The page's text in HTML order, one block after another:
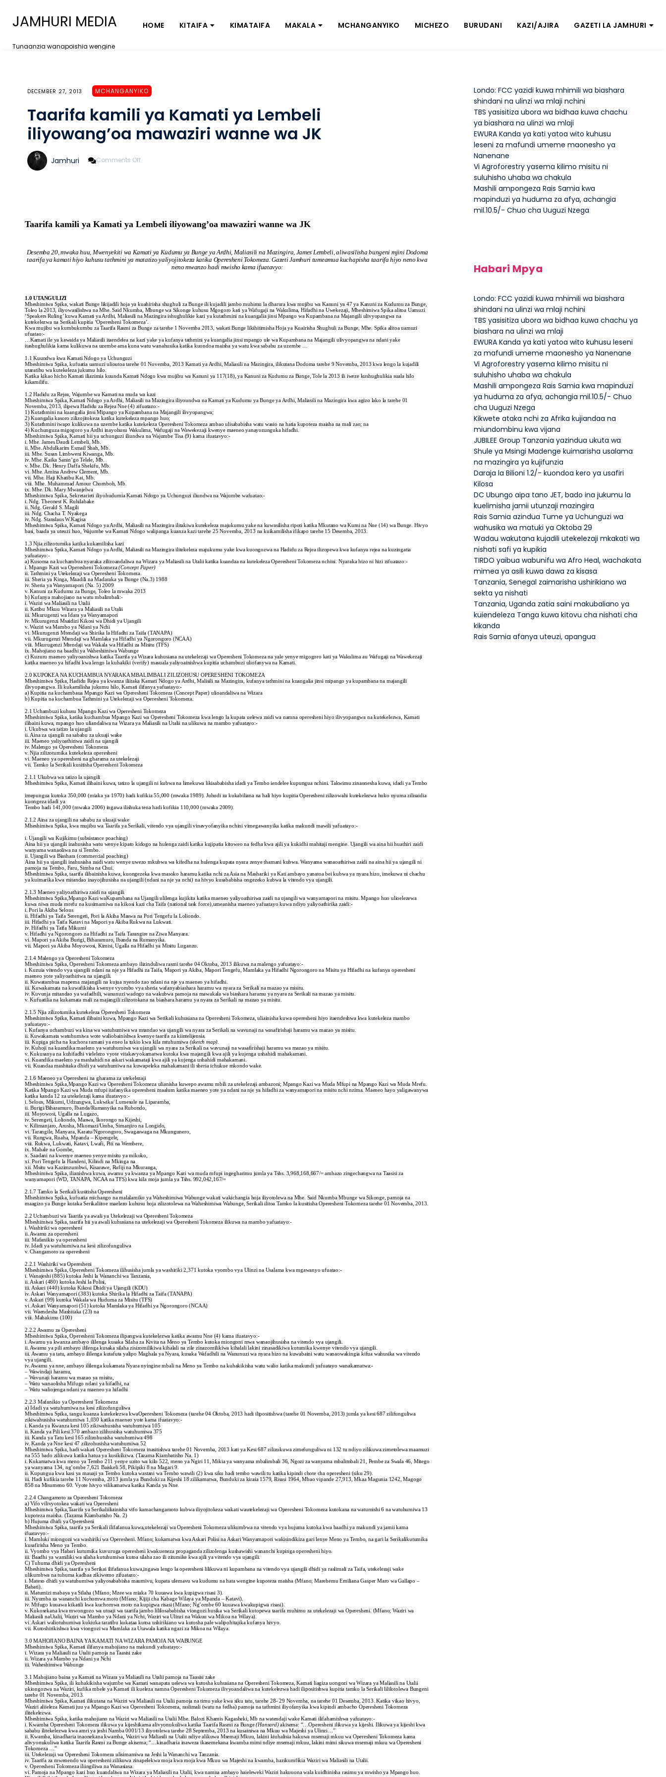
JAMHURI MEDIA
Tunaanzia wanapoishia wengine
HOME KITAIFA KIMATAIFA MAKALA MCHANGANYIKO MICHEZO BURUDANI KAZI/AJIRA GAZETI LA JAMHURI
DECEMBER 27, 2013 MCHANGANYIKO
Taarifa kamili ya Kamati ya Lembeli
iliyowang’oa mawaziri wanne wa JK
Jamhuri Comments Off
Iliyowang’oa
Wa
JK
Taarifa kamili ya Kamati ya Lembeli iliyowang’oa mawaziri wanne wa JK
Desemba 20, mwaka huu, Mwenyekiti wa Kamati ya Kudumu ya Bunge ya Ardhi, Maliasili na Mazingira, James Lembeli, aliwasilisha bungeni mjini Dodoma
taarifa ya kamati hiyo kuhusu tathmini ya matatizo yaliyojitokeza katika Operesheni Tokomeza. Gazeti Jamhuri tumeamua kuchapisha taarifa hiyo neno kwa
neno mwanzo hadi mwisho kama ifuatavyo:
1.0 UTANGULIZI
Mheshimiwa Spika, wakati Bunge likijadili hoja ya kuahirisha shughuli za Bunge ili kujadili jambo muhimu la dharura kwa mujibu wa Kanuni ya 47 ya Kanuni za Kudumu za Bunge,
Toleo la 2013, iliyowasilishwa na Mhe. Said Nkumba, Mbunge wa Sikonge kuhusu Mgogoro kati ya Wafugaji na Wakulima, Hifadhi na Uwekezaji, Mheshimiwa Spika alitoa Uamuzi
‘Speakers Ruling’ kuwa Kamati ya Ardhi, Maliasili na Mazingira ishughulikie kazi ya kutathmini na kuangalia jinsi Mpango wa Kupambana na Majangili ulivyopangwa na
kutekelezwa na Serikali kupitia ‘Operesheni Tokomeza’.
Kwa mujibu wa kumbukumbu za Taarifa Rasmi za Bunge za tarehe 1 Novemba 2013, wakati Bunge likihitimisha Hoja ya Kuairisha Shughuli za Bunge, Mhe. Spika alitoa uamuzi
ufuatao:-
…Kamati ile ya kawaida ya Maliasili itaendelea na kazi yake ya kufanya tathmini ya kuangalia jinsi mpango ule wa Kupambana na Majangili ulivyopangwa na ndani yake
itashughulikia kama kulikuwa na uzembe ama kuna watu wanahusika katika kuondoa maisha ya watu kwa sababu za uzembe …
1.1 Kuundwa kwa Kamati Ndogo ya Uchunguzi
Mheshimiwa Spika, kufuatia uamuzi ulioutoa tarehe 01 Novemba, 2013 Kamati ya Ardhi, Maliasili na Mazingira, ilikutana Dodoma tarehe 9 Novemba, 2013 kwa lengo la kujadili
utaratibu wa kutekeleza jukumu hilo.
Katika kikao hicho Kamati iliazimia kuunda Kamati Ndogo kwa mujibu wa Kanuni ya 117(18), ya Kanuni za Kudumu za Bunge, Tole la 2013 ili iweze kushughulikia suala hilo
kikamilifu.
1.2 Hadidu za Rejea, Wajumbe wa Kamati na muda wa kazi
Mheshimiwa Spika, Kamati Ndogo ya Ardhi, Maliasili na Mazingira iliyoundwa na Kamati ya Kudumu ya Bunge ya Ardhi, Maliasili na Mazingira kwa agizo lako la tarehe 01
Novemba, 2013, ilipewa Hadidu za Rejea Nne (4) zifuatazo:-
1) Kutathmini na kuangalia jinsi Mipango ya Kupambana na Majangili ilivyopangwa;
2) Kuangalia kasoro zilizojitokeza katika kutekeleza mpango huo;
3) Kutathmini iwapo kulikuwa na uzembe katika kutekeleza Operesheni Tokomeza ambao ulisababisha watu wasio na hatia kupoteza maisha na mali zao; na
4) Kuchunguza migogoro ya Ardhi inayohusu Wakulima, Wafugaji na Wawekezaji kwenye maeneo yanayozunguka hifadhi.
Mheshimiwa Spika, Kamati hii ya uchunguzi iliundwa na Wajumbe Tisa (9) kama ifuatavyo:-
i. Mhe. James Daudi Lembeli, Mb.
ii. Mhe. Abdulkarim Esmail Shah, Mb.
iii. Mhe. Susan Limbweni Kiwanga, Mb.
iv. Mhe. Kaika Sanin’go Telele, Mb.
v. Mhe. Dk. Henry Daffa Shekifu, Mb.
vi. Mhe. Amina Andrew Clement, Mb.
vii. Mhe. Haji Khatibu Kai, Mb.
viii. Mhe. Muhammad Amour Chomboh, Mb.
ix. Mhe. Dk. Mary Mwanjelwa
Mheshimiwa Spika, Sekretarieti iliyohudumia Kamati Ndogo ya Uchunguzi iliundwa na Wajumbe wafuatao:-
i. Ndg. Theonest K. Ruhilabake
ii. Ndg. Gerald S. Magili
iii. Ndg. Chacha T. Nyakega
iv. Ndg. Stanslaus W.Kagisa
Mheshimiwa Spika, Kamati Ndogo ya Ardhi, Maliasili na Mazingira ilitakiwa kutekeleza majukumu yake na kuwasilisha ripoti katika Mkutano wa Kumi na Nne (14) wa Bunge. Hivyo
basi, baada ya uteuzi huo, Wajumbe wa Kamati Ndogo walipanga kuanza kazi tarehe 25 Novemba, 2013 na kuikamilisha ifikapo tarehe 15 Desemba, 2013.
1.3 Njia zilizotumika katika kukamilisha kazi
Mheshimiwa Spika, Kamati Ndogo ya Ardhi, Maliasili na Mazingira ilitekeleza majukumu yake kwa kuongozwa na Hadidu za Rejea ilizopewa kwa kufanya rejea na kuzingatia
yafuatayo:-
a) Kusoma na kuchambua nyaraka zilizoandaliwa na Wizara ya Maliasili na Utalii katika kuandaa na kutekeleza Operesheni Tokomeza nchini. Nyaraka hizo ni hizi zifuatazo:-
i. Mpango Kazi wa Operesheni Tokomeza(Concept Paper)
ii. Tathmini ya Utekelezaji wa Operesheni Tokomeza.
iii. Sheria ya Kinga, Maadili na Madaraka ya Bunge (Na.3) 1988
iv. Sheria ya Wanyamapori (Na. 5) 2009
v. Kanuni za Kudumu za Bunge, Toleo la mwaka 2013
b) Kufanya mahojiano na watu mbalimbali:-
i. Waziri wa Maliasili na Utalii
ii. Katibu Mkuu Wizara ya Maliasili na Utalii
iii. Mkurugenzi wa Idara ya Wanyamapori
iv. Mkurugenzi Msaidizi Kikosi wa Dhidi ya Ujangili
v. Waziri wa Mambo ya Ndani ya Nchi
vi. Mkurugenzi Mtendaji wa Shirika la Hifadhi za Taifa (TANAPA)
vii. Mkurugenzi Mtendaji wa Mamlaka ya Hifadhi ya Ngorongoro (NCAA)
viii. Mkurugenzi Mtendaji wa Wakala wa Hifadhi za Misitu (TFS)
ix. Mahojiano na baadhi ya Waheshimiwa Wabunge
c) Kuzuru maeneo yaliyoanishwa katika Taarifa ya Wizara kuhusiana na utekelezaji wa Operesheni Tokomeza na yale yenye migogoro kati ya Wakulima au Wafugaji na Wawekezaji
katika maeneo ya hifadhi kwa lengo la kuhakiki (verify) masuala yaliyoainishwa kupitia uchambuzi uliofanywa na Kamati.
2.0 KUPOKEA NA KUCHAMBUA NYARAKA MBALIMBALI ZILIZOHUSU OPERESHENI TOKOMEZA
Mheshimiwa Spika, Hadidu Rejea ya kwanza iliitaka Kamati Ndogo ya Ardhi, Malisili na Mazingira, kufanya tathmini na kuangalia jinsi mipango ya kupambana na majangili
ilivyopangwa. Ili kukamilisha jukumu hilo, Kamati ilifanya yafuatayo:-
a) Kupitia na kuchambaua Mpango Kazi wa Operesheni Tokomeza (Concept Paper) ulioandaliwa na Wizara
b) Kupitia na kuchambua Tathmini ya Utekelezaji wa Operesheni Tokomeza.
2.1 Uchambuzi kuhusu Mpango Kazi wa Operesheni Tokomeza
Mheshimiwa Spika, katika kuchambua Mpango Kazi wa Operesheni Tokomeza kwa lengo la kupata uelewa zaidi wa namna operesheni hiyo ilivyopangwa na kutekelezwa, Kamati
ilibaini kuwa, mpango huo uliandaliwa na Wizara ya Maliasili na Utalii na ulikuwa na mambo yafuatayo:-
i. Ukubwa wa tatizo la ujangili
ii. Aina za ujangili na sababu za ukuaji wake
iii. Maeneo yaliyoathiriwa zaidi na ujangili
iv. Malengo ya Operesheni Tokomeza
v. Njia zilizotumika kutekeleza operesheni
vi. Maeneo ya operesheni na gharama za utekelezaji
vii. Tamko la Serikali kusitisha Operesheni Tokomeza
2.1.1 Ukubwa wa tatizo la ujangili
Mheshimiwa Spika, Kamati ilibaini kuwa, tatizo la ujangili ni kubwa na limekuwa likisababisha idadi ya Tembo iendelee kupungua nchini. Takwimu zinaonesha kuwa, idadi ya Tembo
imepungua kutoka 350,000 (miaka ya 1970) hadi kufikia 55,000 (mwaka 1989). Juhudi za kukabiliana na hali hiyo kupitia Operesheni zilizowahi kutekelezwa huko nyuma zilisaidia
kuongeza idadi ya
Tembo hadi 141,000 (mwaka 2006) ingawa ilishuka tena hadi kufikia 110,000 (mwaka 2009).
2.1.2 Aina za ujangili na sababu za ukuaji wake
Mheshimiwa Spika, kwa mujibu wa Taarifa ya Serikali, vitendo vya ujangili vinavyofanyika nchini vimegawanyika katika makundi mawili yafuatayo:-
i. Ujangili wa Kujikimu (subsistance poaching)
Aina hii ya ujangili inahusisha watu wenye kipato kidogo na hulenga zaidi katika kujipatia kitoweo na fedha kwa ajili ya kukidhi mahitaji mengine. Ujangili wa aina hii huathiri zaidi
wanyama wanaoliwa na si Tembo.
ii. Ujangili wa Biashara (commercial poaching)
Aina hii ya ujangili inahusisha zaidi watu wenye uwezo mkubwa wa kifedha na hulenga kupata nyara zenye thamani kubwa. Wanyama wanaoathiriwa zaidi na aina hii ya ujangili ni
pamoja na Tembo, Faru, Simba na Chui.
Mheshimiwa Spika, taarifa ilibainisha kuwa, kuongezeka kwa masoko haramu katika nchi za Asia na Mashariki ya Kati ambayo yanatoa bei kubwa ya nyara hizo, imekuwa ni chachu
ya kuimarika kwa mitandao inayojihusisha na ujangili (ndani na nje ya nchi) na hivyo kusababisha ongezeko kubwa la vitendo vya ujangili.
2.1.3 Maeneo yaliyoathiriwa zaidi na ujangili
Mheshimiwa Spika,Mpango Kazi waKupambana na Ujangili ulilenga kujikita katika maeneo yaliyoathiriwa zaidi na ujangili wa wanyamapori na misitu. Mpango huo ulioelezewa
kuwa niwa muda mrefu na kusimamiwa na kikosi kazi cha Taifa (national task force),umeanisha maeneo yafuatayo kuwa ndiyo yaliyoathirika zaidi:-
i. Pori la Akiba Selous
ii. Hifadhi ya Taifa Serengeti, Pori la Akiba Maswa na Pori Tengefu la Loliondo.
iii. Hifadhi ya Taifa Katavi na Mapori ya Akiba Rukwa na Lukwati.
iv. Hifadhi ya Taifa Mikumi
v. Hifadhi ya Ngorongoro na Hifadhi za Taifa Tarangire na Ziwa Manyara.
vi. Mapori ya Akiba Burigi, Biharamuro, Ibanda na Rumanyika.
vii. Mapori ya Akiba Moyowosi, Kimisi, Ugalla na Hifadhi ya Misitu Luganzo.
2.1.4 Malengo ya Operesheni Tokomeza
Mheshimiwa Spika, Operesheni Tokomeza ambayo ilizinduliwa rasmi tarehe 04 Oktoba, 2013 ilikuwa na malengo yafuatayo:-
i. Kuzuia vitendo vya ujangili ndani na nje ya Hifadhi za Taifa, Mapori ya Akiba, Mapori Tengefu, Mamlaka ya Hifadhi Ngorongoro na Misitu ya Hifadhi na kufanya operesheni
maeneo yote yaliyoathiriwa na ujangili.
ii. Kuwatambua mapema majangili na kujua nyendo zao ndani na nje ya maeneo ya hifadhi.
iii. Kuwakamata na kuwafikisha kwenye vyombo vya sheria wafanyabiashara haramu wa nyara za Serikali na mazao ya misitu.
iv. Kuvunja mitandao ya wafadhili, wanunuzi wadogo na wakubwa pamoja na mawakala wa biashara haramu ya nyara za Serikali na mazao ya misitu.
v. Kufuatilia na kukamata mali za majangili zilizotokana na biashara haramu ya nyara za Serikali na mazao ya misitu.
2.1.5 Njia zilizotumika kutekeleza Operesheni Tokomeza
Mheshimiwa Spika, Kamati ilibaini kuwa, Mpango Kazi wa Serikali kuhusiana na Operesheni Tokomeza, uliainisha kuwa operesheni hiyo itaendeshwa kwa kutekeleza mambo
yafuatayo:-
i. Kufanya uchambuzi wa kina wa watuhumiwa wa mtandao wa ujangili wa nyara za Serikali na wavunaji na wasafirishaji haramu wa mazao ya misitu.
ii. Kuwakamata watuhumiwa wote waliobainishwa kwenye taarifa za kiintelijensia.
iii. Kupiga picha na kuchora ramani ya eneo la tukio kwa kila mtuhumiwa(sketch map).
iv. Kuhoji na kuandika maelezo ya watuhumiwa wa ujangili wa nyara za Serikali na wavunaji na wasafirishaji haramu wa mazao ya misitu.
v. Kukusanya na kuhifadhi vielelezo vyote vitakavyokamatwa kutoka kwa majangili kwa ajili ya kujenga ushahidi mahakamani.
vi. Kuandika maelezo ya mashahidi na askari wakamataji kwa ajili ya kujenga ushahidi mahakamani.
vii. Kuandaa mashitaka dhidi ya watuhumiwa na kuwapeleka mahakamani ili sheria ichukue mkondo wake.
2.1.6 Maeneo ya Operesheni na gharama za utekelezaji
Mheshimiwa Spika,Mpango Kazi wa Operesheni Tokomeza ulianisha kuwepo awamu mbili za utekelezaji ambazoni; Mpango Kazi wa Muda Mfupi na Mpango Kazi wa Muda Mrefu.
Katika Mpango Kazi wa Muda mfupi itafanyika operesheni maalum katika maeneo yote ya ndani na nje ya hifadhi za wanyamapori na misitu nchi nzima. Maeneo hayo yaligawanywa
katika kanda 12 za utekelezaji kama ifuatavyo:-
i. Selous, Mikumi, Udzungwa, Lukwika/ Lumesule na Liparamba,
ii. Burigi/Biharamuro, Ibanda/Rumanyika na Rubondo,
iii. Moyowosi, Ugalla na Lugazo,
iv. Serengeti, Loliondo, Maswa, Ikorongo na Kijeshi,
v. Kilimanjaro, Arusha, Mkomazi/Umba, Simanjiro na Longido,
vi. Tarangile, Manyara, Karatu/Ngorongoro, Swagaswaga na Mkungunero,
vii. Rungwa, Ruaha, Mpanda – Kipengele,
viii. Rukwa, Lukwati, Katavi, Lwafi, Piti na Wembere,
ix. Mahale na Gombe,
x. Saadani na kwenye maeneo yenye misitu ya mikoko,
xi. Pori Tengefu la Handeni, Kilindi na Mkinga na
xii. Msitu wa Kazimzumbwi, Kisarawe, Rufiji na Mkuranga,
Mheshimiwa Spika, ilianishwa kuwa, awamu ya kwanza ya Mpango Kazi wa muda mfupi ingegharimu jumla ya Tshs. 3,968,168,667/= ambazo zingechangwa na Taasisi za
wanyamapori (WD, TANAPA, NCAA na TFS) kwa kila moja jumla ya Tshs. 992,042,167/=
2.1.7 Tamko la Serikali kusitisha Operesheni
Mheshimiwa Spika, kufuatia michango na malalamiko ya Waheshimiwa Wabunge wakati wakichangia hoja iliyotolewa na Mhe. Said Nkumba Mbunge wa Sikonge, pamoja na
maagizo ya Bunge kutaka Serikaliitoe maelezo kuhusu hoja zilizotolewa na Waheshimiwa Wabunge, Serikali ilitoa Tamko la kusitisha Operesheni Tokomeza tarehe 01 Novemba, 2013.
2.2 Uchambuzi wa Taarifa ya awali ya Utekelezaji wa Operesheni Tokomeza
Mheshimiwa Spika, taarifa hii ya awali kuhusiana na utekelezaji wa Operesheni Tokomeza ilikuwa na mambo yafuatayo:-
i. Washiriki wa operesheni
ii. Awamu za operesheni
iii. Mafanikio ya operesheni
iv. Idadi ya watuhumiwa na kesi zilizofunguliwa
v. Changamoto za operesheni
2.2.1 Washiriki wa Operesheni
Mheshimiwa Spika, Operesheni Tokomeza ilihusisha jumla ya washiriki 2,371 kutoka vyombo vya Ulinzi na Usalama kwa mgawanyo ufuatao:-
i. Wanajeshi (885) kutoka Jeshi la Wananchi wa Tanzania,
ii. Askari (480) kutoka Jeshi la Polisi,
iii. Askari (440) kutoka Kikosi Dhidi ya Ujangili (KDU)
iv. Askari Wanyamapori (383) kutoka Shirika la Hifadhi za Taifa (TANAPA)
v. Askari (99) kutoka Wakala wa Huduma za Misitu (TFS)
vi. Askari Wanyamapori (51) kutoka Mamlaka ya Hifadhi ya Ngorongoro (NCAA)
vii. Waendesha Mashitaka (23) na
viii. Mahakimu (100)
2.2.2 Awamu za Operesheni
Mheshimiwa Spika, Operesheni Tokomeza ilipangwa kutekelezwa katika awamu Nne (4) kama ifuatavyo:-
i. Awamu ya kwanza ambayo ililenga kusaka Silaha za Kivita na Meno ya Tembo kutoka miongoni mwa wanaojihusisha na vitendo vya ujangili.
ii. Awamu ya pili ambayo ililenga kusaka silaha zisizomilikiwa kihalali na zile zinazomilikiwa kihalali lakini zinasadikiwa kutumika kwenye vitendo vya ujangili.
iii. Awamu ya tatu, ambayo ililenga kutafuta yalipo Maghala ya Nyara, kusaka Wafadhili na Wanunuzi wa nyara hizo na kuwabaini watu wanaowakingia kifua wahusika wa vitendo
vya ujangili.
iv. Awamu ya nne, ambayo ililenga kukamata Nyara nyingine mbali na Meno ya Tembo na kuhakikisha watu walio katika makundi yafuatayo wanakamatwa:-
– Wawindaji haramu,
– Wavunaji haramu wa mazao ya misitu,
– Watu wanaolisha Mifugo ndani ya hifadhi, na
– Watu waliojenga ndani ya maeneo ya hifadhi
2.2.3 Mafanikio ya Operesheni Tokomeza
a) Idadi ya watuhumiwa na kesi zilizofunguliwa
Mheshimiwa Spika, tangu kuanza kutekelezwa kwaOperesheni Tokomeza (tarehe 04 Oktoba, 2013 hadi ilipositishwa (tarehe 01 Novemba, 2013) jumla ya kesi 687 zilifunguliwa
zikiwahusisha watuhumiwa 1,030 katika maeneo yote kama ifuatavyo:-
i. Kanda ya Kwanza kesi 105 zikiwahusisha watuhumiwa 105
ii. Kanda ya Pili kesi 370 ambazo zilihusisha watuhumiwa 375
iii. Kanda ya Tatu kesi 165 zilizohusisha watuhumiwa 498
iv. Kanda ya Nne kesi 47 zilizohusisha watuhumiwa 52
Mheshimiwa Spika, hadi wakati Operesheni Tokomeza inasitishwa tarehe 01 Novemba, 2013 kati ya Kesi 687 zilizokuwa zimefunguliwa ni 132 tu ndiyo zilikuwa zimetolewa maamuzi
na 555 bado zilikuwa katika hatua ya kusikilizwa. (Tazama Kiambatisho Na. 1)
i. Kukamatwa kwa meno ya Tembo 211 yenye uzito wa kilo 522, meno ya Ngiri 11, Mikia ya wanyama mbalimbali 36, Ngozi za wanyama mbalimbali 21, Pembe za Swala 46, Mitego
ya wanyama 134, ng’ombe 7,621 Baiskeli 58, Pikipiki 8 na Magari 9.
ii. Kupungua kwa kasi ya mauaji ya Tembo kutoka wastani wa Tembo wawili (2) kwa siku hadi tembo wawili tu katika kipindi chote cha operesheni (siku 29).
iii. Hadi kufikia tarehe 11 Novemba, 2013 jumla ya Bunduki za Kijeshi 18 zilikamatwa, Bunduki za kiraia 1579, Risasi 1964, Mbao vipande 27,913, Mkaa Magunia 1242, Magogo
858 na Misumeno 60. Vyote hivyo vilikamatwa katika Kanda ya Nne.
2.2.4 Changamoto za Operesheni Tokomeza
a) Vifo vilivyotokea wakati wa Operesheni
Mheshimiwa Spika,Taarifa ya Serikaliiliainisha vifo kamachangamoto kubwa iliyojitokeza wakati wautekelezaji wa Operesheni Tokomeza kutokana na watumishi 6 na watuhumiwa 13
kupoteza maisha. (Tazama Kiambatisho Na. 2)
b) Hujuma dhidi ya Operesheni
Mheshimiwa Spika, taarifa ya Serikali ilifafanua kuwa,utekelezaji wa Operesheni Tokomeza ulikumbwa na vitendo vya hujuma kutoka kwa baadhi ya makundi ya jamii kama
ifuatavyo:-
i. Mamluki miongoni wa washiriki wa Operesheni. Mfano; kukamatwa kwa Askari Polisi na Askari Wanyamapori wakisindikiza gari lenye Meno ya Tembo, na gari la Serikalikutumika
kusafirisha Meno ya Tembo.
ii. Vyombo vya Habari kutumika kuvuruga operesheni kwakueneza propaganda zilizolenga kushawishi wananchi kupinga operesheni hiyo.
iii. Baadhi ya wamiliki wa silaha kutuhumiwa kutoa silaha zao ili zitumike kwa ajili ya vitendo vya ujangili.
C) Tuhuma dhidi ya Operesheni
Mheshimiwa Spika, taarifa ya Serikai ilifafanua kuwa,ingawa lengo la operesheni lilikuwa ni kupambana na vitendo vya ujangili dhidi ya raslimali za Taifa, utekelezaji wake
ulikumbwa na tuhuma kadhaa zikiwemo zifuatazo:-
i. Mateso dhidi ya watuhumiwa yaliyosababisha maumivu, kupata ulemavu wa kudumu na hata wengine kupoteza maisha (Mfano; Marehemu Emiliana Gasper Maro wa Gallapo –
Babati).
ii. Matumizi mabaya ya Silaha (Mfano; Mzee wa miaka 70 kuuawa kwa kupigwa risasi 3).
iii. Nyumba za wananchi kuchomwa moto (Mfano; Kijiji cha Kabage Wilaya ya Mpanda – Katavi).
iv. Mifugo kuuawa kikatili kwa kuchomwa moto na kupigwa risasi (Mfano; Ng’ombe 60 kuuawa kwakupigwa risasi).
v. Kukosekana kwa mwongozo wa utoaji wa taarifa jambo lililosababisha viongozi husika wa Serikali kutopewa taarifa muhimu za utekelezaji wa Operesheni. (Mfano; Waziri wa
Maliasili naUtalii, Waziri wa Mambo ya Ndani ya Nchi, Waziri wa Ulinzi na Wakuu wa Mikoa na Wilaya).
vi. Askari waliotuhumiwa kukiuka taratibu kukataa kutoa ushirikiano wa kutosha pale walipohitajika kufanya hivyo.
vii. Kutoshirikishwa kwa viongozi wa Mamlaka za Utawala katika ngazi za Mikoa na Wilaya.
3.0 MAHOJIANO BAINA YA KAMATI NA WIZARA PAMOJA NA WABUNGE
Mheshimiwa Spika, Kamati ilifanya mahojiano na makundi yafuatayo:-
i. Wizara ya Maliasili na Utalii pamoja na Taasisi zake
ii. Wizara ya Mambo ya Ndani ya Nchi
iii. Waheshimiwa Wabunge
3.1 Mahojiano baina ya Kamati na Wizara ya Maliasili na Utalii pamoja na Taasisi zake
Mheshimiwa Spika, ili kuhakikisha wajumbe wa Kamati wanapata uelewa wa kutosha kuhusiana na Operesheni Tokomeza, Kamati liagiza uongozi wa Wizara ya Maliasili na Utalii
ukiongozwa na Waziri, kufika mbele ya Kamati ili kueleza namna Operesheni Tokomeza ilivyoandaliwa na kutekelezwa hadi ilipositishwa kupitia tamko la Serikali lililotolewa Bungeni
tarehe 01 Novemba, 2013.
Mheshimiwa Spika, Kamati ilikutana na Waziri wa Maliasili na Utalii pamoja na timu yake kwa siku tatu, tarehe 28- 29 Novemba, na tarehe 01 Desemba, 2013. Katika vikao hivyo,
Waziri aliieleza Kamati juu ya Mpango Kazi wa Operesheni Tokomeza, raslimali (watu na fedha) pamoja na tathmini iliyofanyika kwa kipindi ambacho Operesheni Tokomeza
ilitekelezwa.
Mheshimiwa Spika, katika mahojiano na Waziri wa Maliasili na Utalii Mhe. Balozi Khamis Kagasheki, Mb na watendaji wake Kamati ilifahamishwa yafuatayo:-
i. Kwamba Operesheni Tokomeza ilikuwa ya kijeshikama alivyonukuliwa katika Taarifa Rasmi za Bunge(Hansard)akisema: “…Operesheni ilikuwa ya kijeshi. Ilikuwa ya kijeshi kwa
sababu ilitekelezwa kwa amri ya jeshi Namba 0001/13 iliyotolewa tarehe 28 Septemba, 2013 na kusainiwa na Mkuu wa Majeshi ya Ulinzi…”
ii. Kwamba, kinadharia inaonekana kwamba, Waziri wa Maliasili na Utalii ndiye alikuwa Msemaji Mkuu, lakini kiuhalisia hakuwa msemaji mkuu wa Operesheni Tokomeza kama
alivyonukuliwa katika Taarifa Rasmi za Bunge akisema; “…kinadharia inaweza ikasemekana kwamba mimi ndiye msemaji mkuu, lakini mimi sikuwa msemaji mkuu wa Operesheni
Tokomeza …”
iii. Utekelezaji wa Operesheni Tokomeza ulisimamiwa na Jeshi la Wananchi wa Tanzania.
iv. Taarifa za mwenendo wa operesheni zilikuwa zinapelekwa moja kwa moja kwa Mkuu wa Majeshi na kwamba, hazikumfikia Waziri wa Maliasili na Utalii.
v. Operesheni Tokomeza iliingiliwa na Wanasiasa.
vi. Pamoja na Mpango kazi huo kuandaliwa na Wizara ya Maliasili na Utalii, kwa namna ambayo haieleweki Waziri hakuuona wala kuidhinisha rasimu ya mwisho ya Mpango huo.
Londo: FCC yazidi kuwa mhimili wa biashara
shindani na ulinzi wa mlaji nchini
TBS yasisitiza ubora wa bidhaa kuwa chachu
ya biashara na ulinzi wa mlaji
EWURA Kanda ya kati yatoa wito kuhusu
leseni za mafundi umeme maonesho ya
Nanenane
Vi Agroforestry yasema kilimo misitu ni
suluhisho uhaba wa chakula
Mashili ampongeza Rais Samia kwa
mapinduzi ya huduma za afya, achangia
mil.10.5/- Chuo cha Uuguzi Nzega
Habari Mpya
Londo: FCC yazidi kuwa mhimili wa biashara
shindani na ulinzi wa mlaji nchini
TBS yasisitiza ubora wa bidhaa kuwa chachu ya
biashara na ulinzi wa mlaji
EWURA Kanda ya kati yatoa wito kuhusu leseni
za mafundi umeme maonesho ya Nanenane
Vi Agroforestry yasema kilimo misitu ni
suluhisho uhaba wa chakula
Mashili ampongeza Rais Samia kwa mapinduzi
ya huduma za afya, achangia mil.10.5/- Chuo
cha Uuguzi Nzega
Kikwete ataka nchi za Afrika kujiandaa na
miundombinu kwa vijana
JUBILEE Group Tanzania yazindua ukuta wa
Shule ya Msingi Madenge kuimarisha usalama
na mazingira ya kujifunzia
Daraja la Bilioni 1.2/- kuondoa kero ya usafiri
Kilosa
DC Ubungo aipa tano JET, bado ina jukumu la
kuelimisha jamii utunzaji mazingira
Rais Samia azindua Tume ya Uchunguzi wa
wahusika wa matuki ya Oktoba 29
Wadau wakutana kujadili utekelezaji mkakati wa
nishati safi ya kupikia
TIRDO yaibua wabunifu wa Afro Heal, wachakata
mimea ya asili kuwa dawa za kisasa
Tanzania, Senegal zaimarisha ushirikiano wa
sekta ya nishati
Tanzania, Uganda zatia saini makubaliano ya
kuiendeleza Tanga kuwa kitovu cha nishati cha
kikanda
Rais Samia afanya uteuzi, apangua